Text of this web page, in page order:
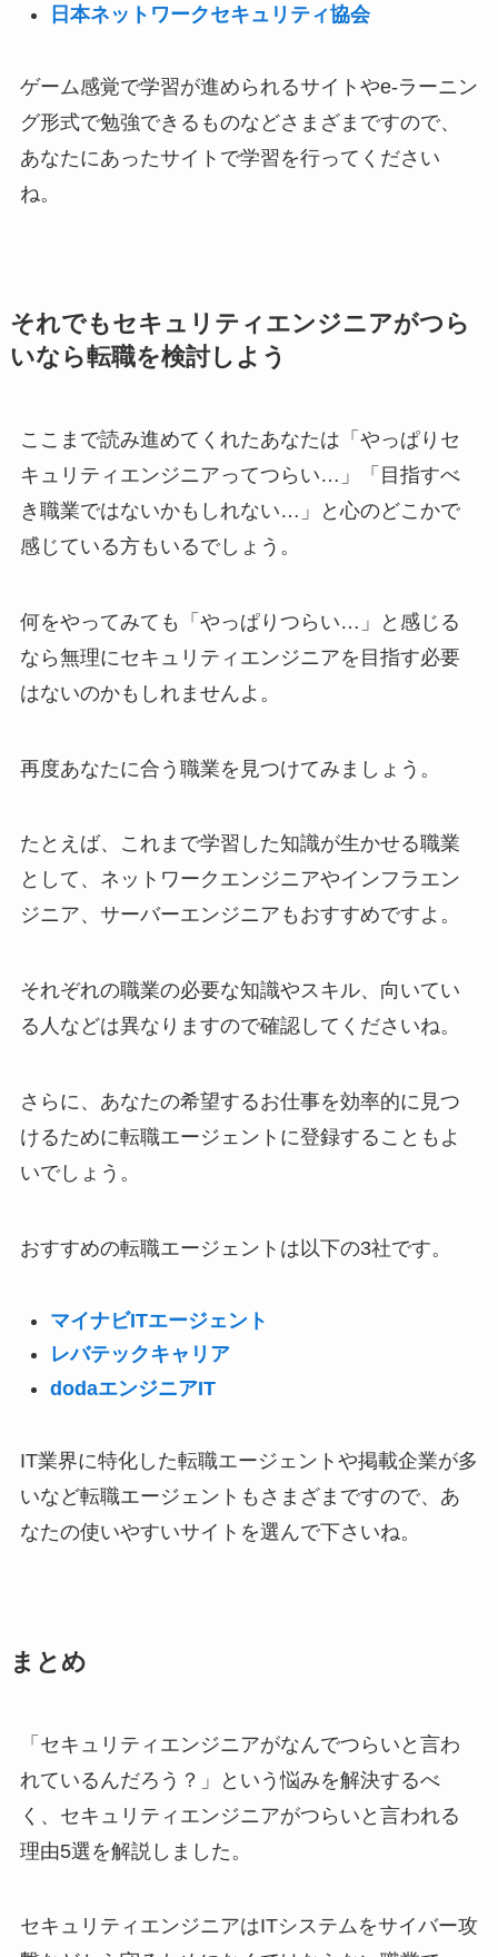
日本ネットワークセキュリティ協会
ゲーム感覚で学習が進められるサイトやe-ラーニン
グ形式で勉強できるものなどさまざまですので、
あなたにあったサイトで学習を行ってください
ね。
それでもセキュリティエンジニアがつら
いなら転職を検討しよう
ここまで読み進めてくれたあなたは「やっぱりセ
キュリティエンジニアってつらい…」「目指すべ
き職業ではないかもしれない…」と心のどこかで
感じている方もいるでしょう。
何をやってみても「やっぱりつらい…」と感じる
なら無理にセキュリティエンジニアを目指す必要
はないのかもしれませんよ。
再度あなたに合う職業を見つけてみましょう。
たとえば、これまで学習した知識が生かせる職業
として、ネットワークエンジニアやインフラエン
ジニア、サーバーエンジニアもおすすめですよ。
それぞれの職業の必要な知識やスキル、向いてい
る人などは異なりますので確認してくださいね。
さらに、あなたの希望するお仕事を効率的に見つ
けるために転職エージェントに登録することもよ
いでしょう。
おすすめの転職エージェントは以下の3社です。
マイナビITエージェント
レバテックキャリア
dodaエンジニアIT
IT業界に特化した転職エージェントや掲載企業が多
いなど転職エージェントもさまざまですので、あ
なたの使いやすいサイトを選んで下さいね。
まとめ
「セキュリティエンジニアがなんでつらいと言わ
れているんだろう？」という悩みを解決するべ
く、セキュリティエンジニアがつらいと言われる
理由5選を解説しました。
セキュリティエンジニアはITシステムをサイバー攻